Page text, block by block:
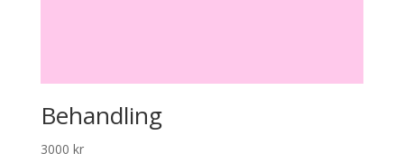
Behandling
3000 kr